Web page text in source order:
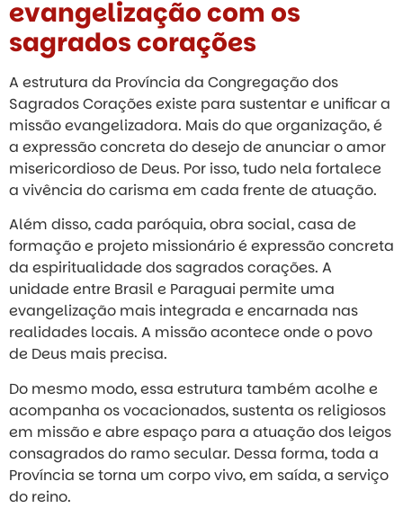
evangelização com os
sagrados corações
A estrutura da Província da Congregação dos
Sagrados Corações existe para sustentar e unificar a
missão evangelizadora. Mais do que organização, é
a expressão concreta do desejo de anunciar o amor
misericordioso de Deus. Por isso, tudo nela fortalece
a vivência do carisma em cada frente de atuação.
Além disso, cada paróquia, obra social, casa de
formação e projeto missionário é expressão concreta
da espiritualidade dos sagrados corações. A
unidade entre Brasil e Paraguai permite uma
evangelização mais integrada e encarnada nas
realidades locais. A missão acontece onde o povo
de Deus mais precisa.
Do mesmo modo, essa estrutura também acolhe e
acompanha os vocacionados, sustenta os religiosos
em missão e abre espaço para a atuação dos leigos
consagrados do ramo secular. Dessa forma, toda a
Província se torna um corpo vivo, em saída, a serviço
do reino.